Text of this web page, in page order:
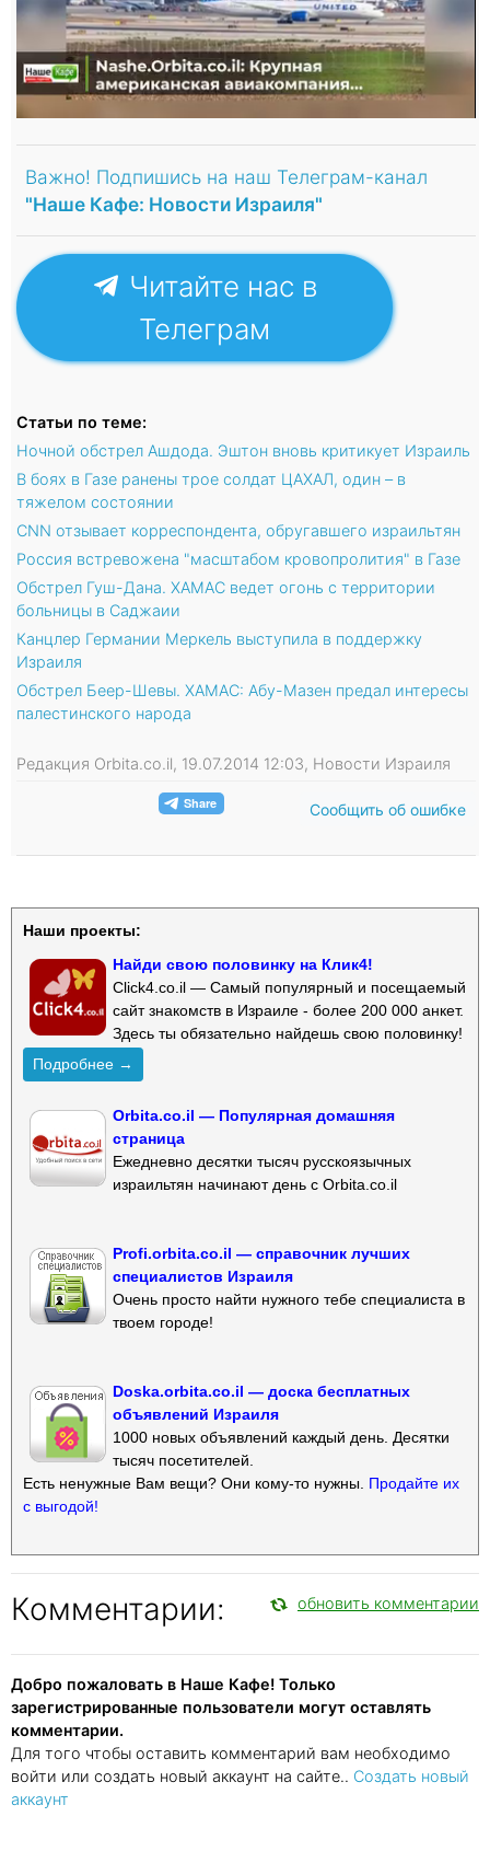
Важно! Подпишись на наш Телеграм-канал
"Наше Кафе: Новости Израиля"
Читайте нас в
Телеграм
Статьи по теме:
Ночной обстрел Ашдода. Эштон вновь критикует Израиль
В боях в Газе ранены трое солдат ЦАХАЛ, один – в
тяжелом состоянии
CNN отзывает корреспондента, обругавшего израильтян
Россия встревожена "масштабом кровопролития" в Газе
Обстрел Гуш-Дана. ХАМАС ведет огонь с территории
больницы в Саджаии
Канцлер Германии Меркель выступила в поддержку
Израиля
Обстрел Беер-Шевы. ХАМАС: Абу-Мазен предал интересы
палестинского народа
Редакция Orbita.co.il, 19.07.2014 12:03, Новости Израиля
Сообщить об ошибке
Наши проекты:
Найди свою половинку на Клик4!
Click4.co.il — Самый популярный и посещаемый
сайт знакомств в Израиле - более 200 000 анкет.
Здесь ты обязательно найдешь свою половинку!
Подробнее →
Orbita.co.il — Популярная домашняя
страница
Ежедневно десятки тысяч русскоязычных
израильтян начинают день с Orbita.co.il
Profi.orbita.co.il — справочник лучших
специалистов Израиля
Очень просто найти нужного тебе специалиста в
твоем городе!
Doska.orbita.co.il — доска бесплатных
объявлений Израиля
1000 новых объявлений каждый день. Десятки
тысяч посетителей.
Есть ненужные Вам вещи? Они кому-то нужны. Продайте их
с выгодой!
Комментарии: обновить комментарии
Добро пожаловать в Наше Кафе! Только
зарегистрированные пользователи могут оставлять
комментарии.
Для того чтобы оставить комментарий вам необходимо
войти или создать новый аккаунт на сайте.. Создать новый
аккаунт